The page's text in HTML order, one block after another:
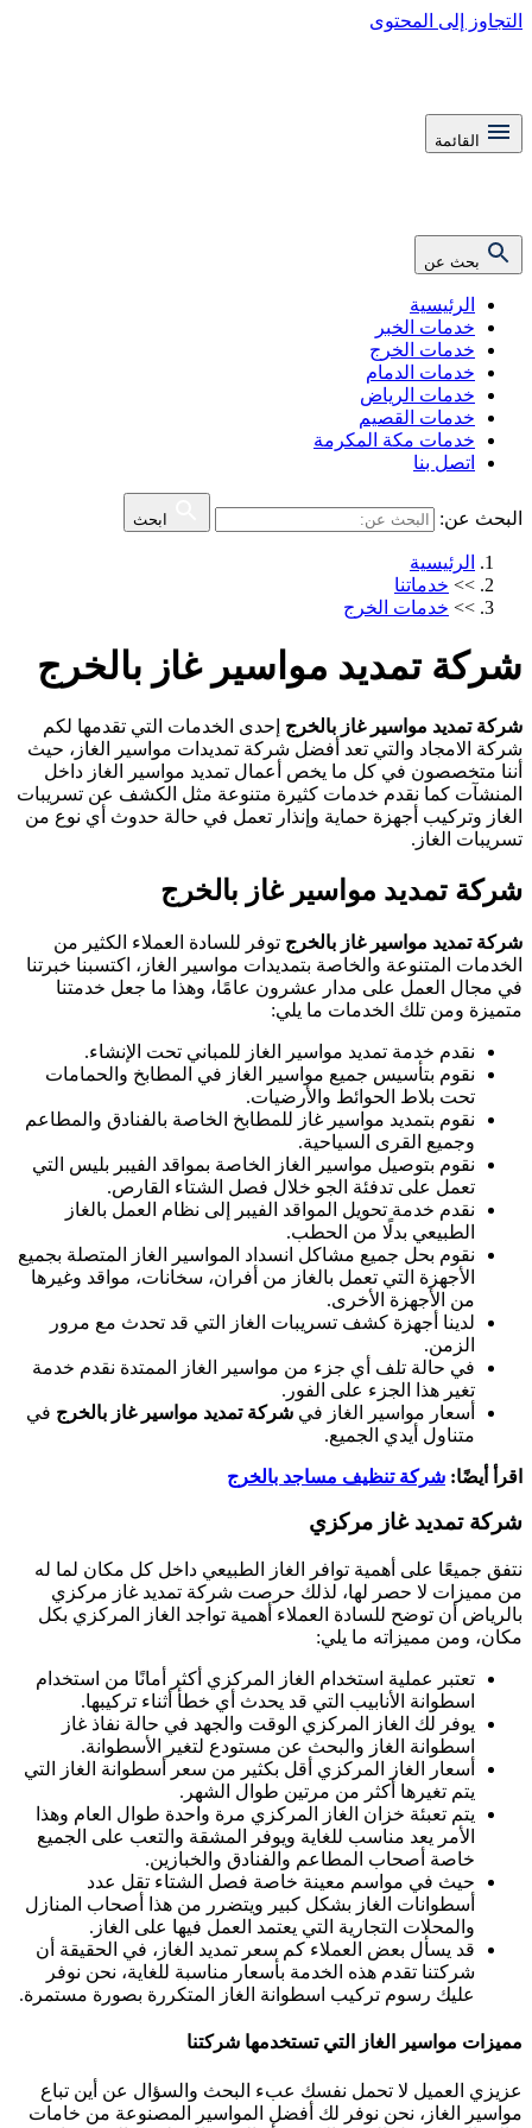
التجاوز إلى المحتوى
القائمة
بحث عن
الرئيسية
خدمات الخبر
خدمات الخرج
خدمات الدمام
خدمات الرياض
خدمات القصيم
خدمات مكة المكرمة
اتصل بنا
البحث عن: ابحث
الرئيسية
>> خدماتنا
>> خدمات الخرج
شركة تمديد مواسير غاز بالخرج
شركة تمديد مواسير غاز بالخرج إحدى الخدمات التي تقدمها لكم
شركة الامجاد والتي تعد أفضل شركة تمديدات مواسير الغاز، حيث
أننا متخصصون في كل ما يخص أعمال تمديد مواسير الغاز داخل
المنشآت كما نقدم خدمات كثيرة متنوعة مثل الكشف عن تسريبات
الغاز وتركيب أجهزة حماية وإنذار تعمل في حالة حدوث أي نوع من
تسريبات الغاز.
شركة تمديد مواسير غاز بالخرج
شركة تمديد مواسير غاز بالخرج توفر للسادة العملاء الكثير من
الخدمات المتنوعة والخاصة بتمديدات مواسير الغاز، اكتسبنا خبرتنا
في مجال العمل على مدار عشرون عامًا، وهذا ما جعل خدمتنا
متميزة ومن تلك الخدمات ما يلي:
نقدم خدمة تمديد مواسير الغاز للمباني تحت الإنشاء.
نقوم بتأسيس جميع مواسير الغاز في المطابخ والحمامات
تحت بلاط الحوائط والأرضيات.
نقوم بتمديد مواسير غاز للمطابخ الخاصة بالفنادق والمطاعم
وجميع القرى السياحية.
نقوم بتوصيل مواسير الغاز الخاصة بمواقد الفيبر بليس التي
تعمل على تدفئة الجو خلال فصل الشتاء القارص.
نقدم خدمة تحويل المواقد الفيبر إلى نظام العمل بالغاز
الطبيعي بدلًا من الحطب.
نقوم بحل جميع مشاكل انسداد المواسير الغاز المتصلة بجميع
الأجهزة التي تعمل بالغاز من أفران، سخانات، مواقد وغيرها
من الأجهزة الأخرى.
لدينا أجهزة كشف تسريبات الغاز التي قد تحدث مع مرور
الزمن.
في حالة تلف أي جزء من مواسير الغاز الممتدة نقدم خدمة
تغير هذا الجزء على الفور.
أسعار مواسير الغاز في شركة تمديد مواسير غاز بالخرج في
متناول أيدي الجميع.
اقرأ أيضًا: شركة تنظيف مساجد بالخرج
شركة تمديد غاز مركزي
نتفق جميعًا على أهمية توافر الغاز الطبيعي داخل كل مكان لما له
من مميزات لا حصر لها، لذلك حرصت شركة تمديد غاز مركزي
بالرياض أن توضح للسادة العملاء أهمية تواجد الغاز المركزي بكل
مكان، ومن مميزاته ما يلي:
تعتبر عملية استخدام الغاز المركزي أكثر أمانًا من استخدام
اسطوانة الأنابيب التي قد يحدث أي خطأ أثناء تركيبها.
يوفر لك الغاز المركزي الوقت والجهد في حالة نفاذ غاز
اسطوانة الغاز والبحث عن مستودع لتغير الأسطوانة.
أسعار الغاز المركزي أقل بكثير من سعر أسطوانة الغاز التي
يتم تغيرها أكثر من مرتين طوال الشهر.
يتم تعبئة خزان الغاز المركزي مرة واحدة طوال العام وهذا
الأمر يعد مناسب للغاية ويوفر المشقة والتعب على الجميع
خاصة أصحاب المطاعم والفنادق والخبازين.
حيث في مواسم معينة خاصة فصل الشتاء تقل عدد
أسطوانات الغاز بشكل كبير ويتضرر من هذا أصحاب المنازل
والمحلات التجارية التي يعتمد العمل فيها على الغاز.
قد يسأل بعض العملاء كم سعر تمديد الغاز، في الحقيقة أن
شركتنا تقدم هذه الخدمة بأسعار مناسبة للغاية، نحن نوفر
عليك رسوم تركيب اسطوانة الغاز المتكررة بصورة مستمرة.
مميزات مواسير الغاز التي تستخدمها شركتنا
عزيزي العميل لا تحمل نفسك عبء البحث والسؤال عن أين تباع
مواسير الغاز، نحن نوفر لك أفضل المواسير المصنوعة من خامات